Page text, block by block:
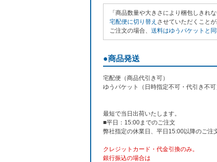
「商品数量や大きさにより梱包しきれな
宅配便に切り替え させていただくこと
ご注文の場合、 送料はゆうパケットと
●商品発送
宅配便（商品代引き可）
ゆうパケット（日時指定不可・代引き不可
最短で当日出荷いたします。
■平日：15:00までのご注文
弊社指定の休業日、平日15:00以降のご注
クレジットカード・代金引換のみ。
銀行振込の場合は